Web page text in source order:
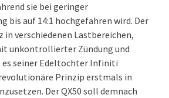
sie bei geringer
bis auf 14:1 hochgefahren wird. Der
in verschiedenen Lastbereichen,
unkontrollierter Zündung und
es seiner Edeltochter Infiniti
Prinzip erstmals in
Der QX50 soll demnach